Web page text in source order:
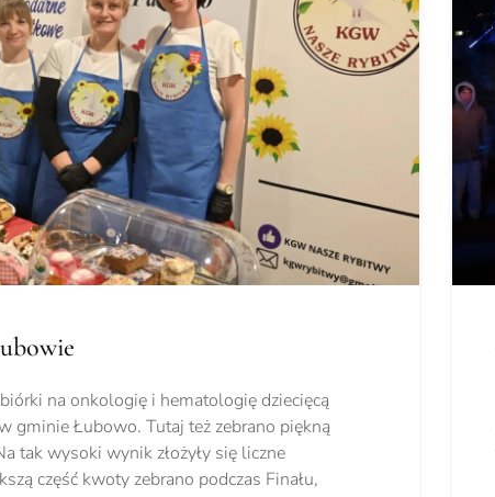
na onkologię i hematologię dziecięcą
gminie Łubowo. Tutaj też zebrano piękną
tak wysoki wynik złożyły się liczne
część kwoty zebrano podczas Finału,